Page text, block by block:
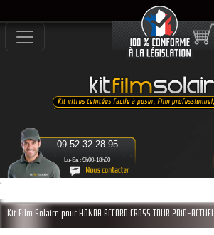
Lu-Sa : 9h00-18h00
09.52.32.28.95
Kit Film Solaire pour HONDA ACCORD CROSS TOUR 2010-ACTUEL